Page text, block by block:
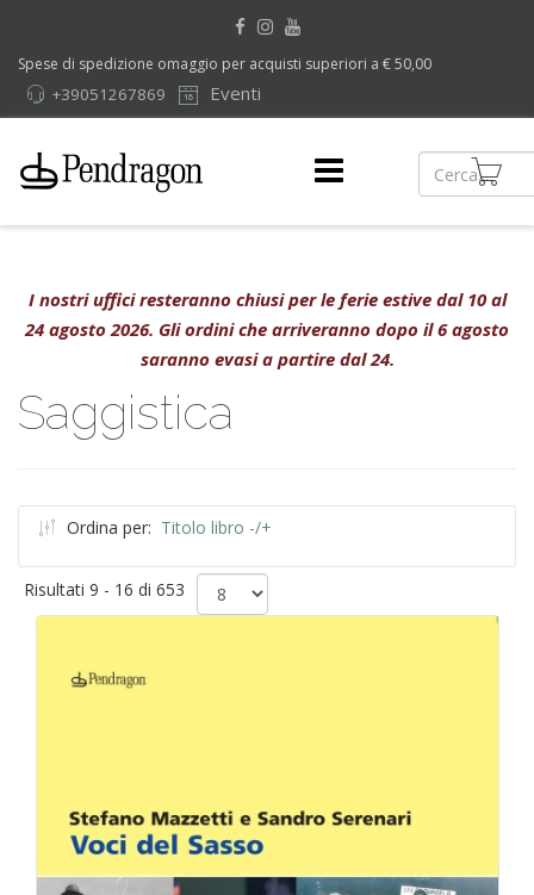
Spese di spedizione omaggio per acquisti superiori a € 50,00
Eventi
+39051267869
I nostri uffici resteranno chiusi per le ferie estive dal 10 al
24 agosto 2026. Gli ordini che arriveranno dopo il 6 agosto
saranno evasi a partire dal 24.
Saggistica
Ordina per: Titolo libro -/+
Risultati 9 - 16 di 653